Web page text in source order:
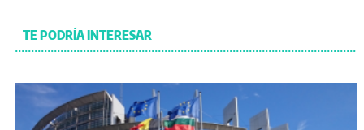
TE PODRÍA INTERESAR